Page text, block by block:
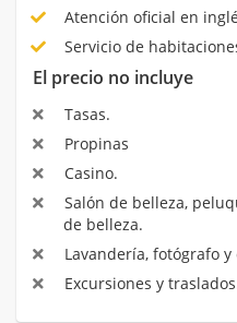
Atención oficial en
Servicio de
El precio no incluye
Tasas.
Propinas
Casino.
Salón de belleza,
de belleza.
Lavandería, fotógrafo
Excursiones y